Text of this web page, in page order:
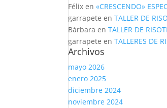
Félix en«CRESCENDO»
garrapete enTALLER DE
Bárbara enTALLER DE
garrapete enTALLERES DE
Archivos
mayo 2026
enero 2025
diciembre 2024
noviembre 2024